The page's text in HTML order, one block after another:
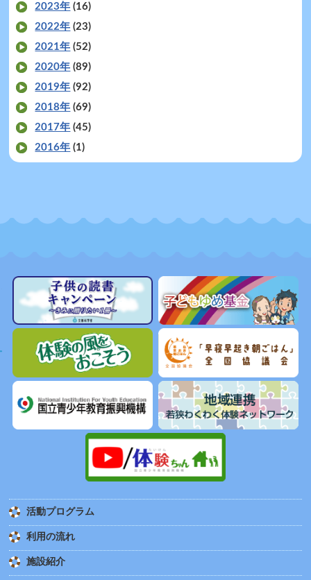
2023年 (16)
2022年 (23)
2021年 (52)
2020年 (89)
2019年 (92)
2018年 (69)
2017年 (45)
2016年 (1)
活動プログラム
利用の流れ
施設紹介